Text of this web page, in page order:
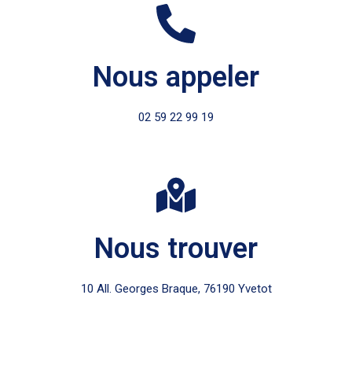
Nous appeler
02 59 22 99 19
Nous trouver
10 All. Georges Braque, 76190 Yvetot